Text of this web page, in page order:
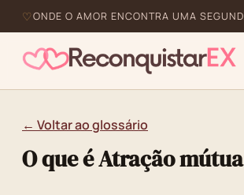
ONDE O AMOR ENCONTRA UMA
← Voltar ao glossário
O que é Atração mútua